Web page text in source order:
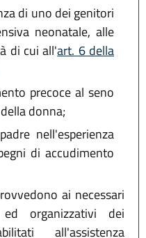
di uno dei genitori
neonatale, alle
di cui all'art. 6 della
precoce al seno
donna;
nell'esperienza
di accudimento
ai necessari
organizzativi dei
all'assistenza